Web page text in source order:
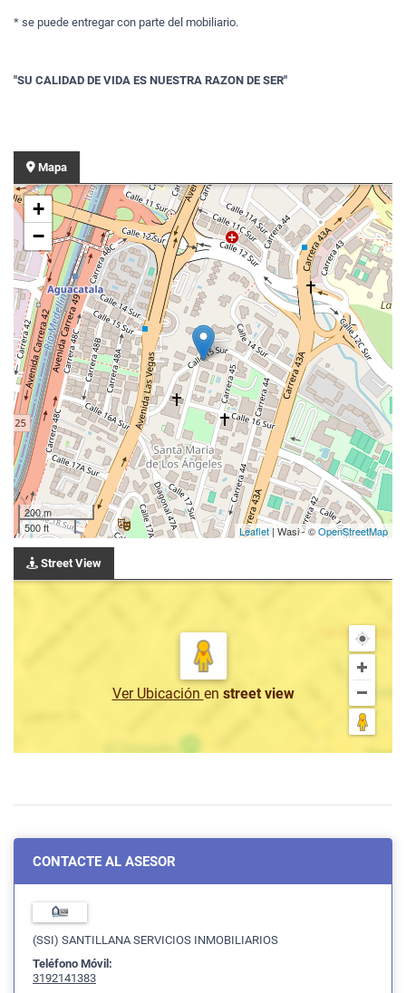
* se puede entregar con parte del mobiliario.
"SU CALIDAD DE VIDA ES NUESTRA RAZON DE SER"
Mapa
+
−
200 m
500 ft
Leaflet | Wasi - ©OpenStreetMap
Street View
Ver Ubicación en street view
CONTACTE AL ASESOR
(SSI) SANTILLANA SERVICIOS INMOBILIARIOS
Teléfono Móvil:
3192141383